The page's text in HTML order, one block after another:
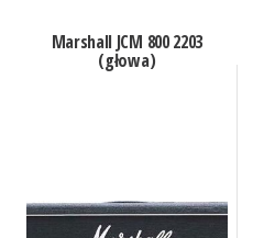
Marshall JCM 800 2203
(głowa)